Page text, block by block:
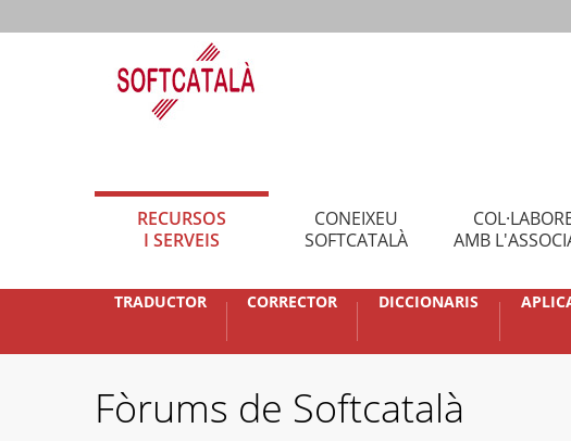
RECURSOS
I SERVEIS
CONEIXEU
SOFTCATALÀ
AMB
TRADUCTOR CORRECTOR DICCIONARIS
Fòrums de Softcatalà